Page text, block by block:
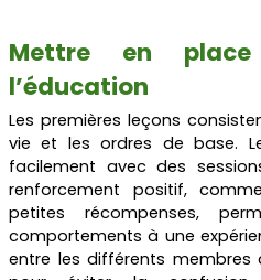
Mettre en
l’éducation
Les premières leçons
vie et les ordres de base.
facilement avec des
renforcement positif,
petites récompenses,
comportements à une
entre les différents membres